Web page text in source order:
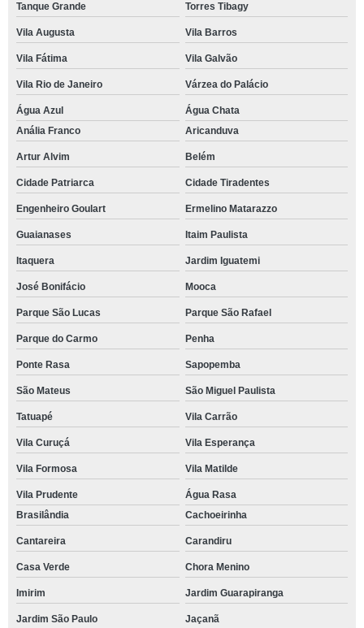
Tanque Grande Torres Tibagy
Vila Augusta Vila Barros
Vila Fátima Vila Galvão
Vila Rio de Janeiro Várzea do Palácio
Água Azul
Água Chata
Anália Franco
Aricanduva
Artur Alvim Belém
Cidade Patriarca Cidade Tiradentes
Engenheiro Goulart Ermelino Matarazzo
Guaianases Itaim Paulista
Itaquera Jardim Iguatemi
José Bonifácio Mooca
Parque São Lucas Parque São Rafael
Parque do Carmo Penha
Ponte Rasa Sapopemba
São Mateus São Miguel Paulista
Tatuapé Vila Carrão
Vila Curuçá Vila Esperança
Vila Formosa Vila Matilde
Vila Prudente
Água Rasa
Brasilândia
Cachoeirinha
Cantareira Carandiru
Casa Verde Chora Menino
Imirim Jardim Guarapiranga
Jardim São Paulo Jaçanã